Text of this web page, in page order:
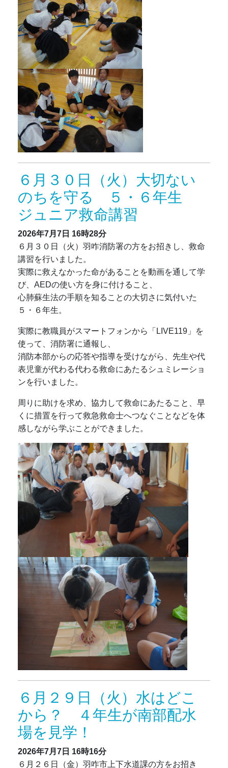
６月３０日（火）大切ない
のちを守る ５・６年生
ジュニア救命講習
2026年7月7日 16時28分
６月３０日（火）羽咋消防署の方をお招きし、救命
講習を行いました。
実際に救えなかった命があることを動画を通して学
び、AEDの使い方を身に付けること、
心肺蘇生法の手順を知ることの大切さに気付いた
５・６年生。
実際に教職員がスマートフォンから「LIVE119」を
使って、消防署に通報し、
消防本部からの応答や指導を受けながら、先生や代
表児童が代わる代わる救命にあたるシュミレーショ
ンを行いました。
周りに助けを求め、協力して救命にあたること、早
くに措置を行って救急救命士へつなぐことなどを体
感しながら学ぶことができました。
６月２９日（火）水はどこ
から？ ４年生が南部配水
場を見学！
2026年7月7日 16時16分
６月２６日（金）羽咋市上下水道課の方をお招き